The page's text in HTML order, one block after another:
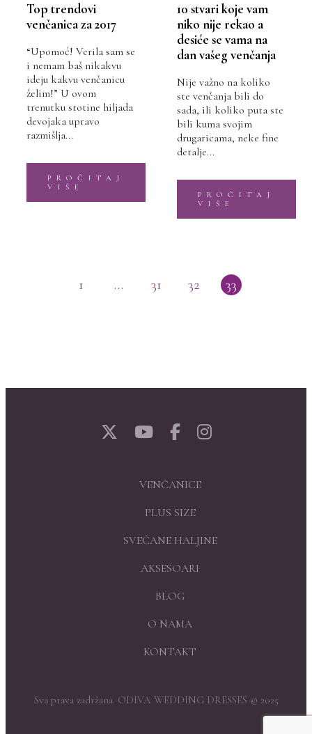
Top trendovi
venčanica za 2017
“Upomoć! Verila sam se
i nemam baš nikakvu
ideju kakvu venčanicu
želim!” U ovom
trenutku stotine hiljada
devojaka upravo
razmišlja...
PROČITAJ
VIŠE
10 stvari koje vam
niko nije rekao a
desiće se vama na
dan vašeg venčanja
Nije važno na koliko
ste venčanja bili do
sada, ili koliko puta ste
bili kuma svojim
drugaricama, neke fine
detalje...
PROČITAJ
VIŠE
1 … 31 32 33
VENČANICE
PLUS SIZE
SVEČANE HALJINE
AKSESOARI
BLOG
O NAMA
KONTAKT
Sva prava zadržana. ODIVA WEDDING DRESSES © 2025